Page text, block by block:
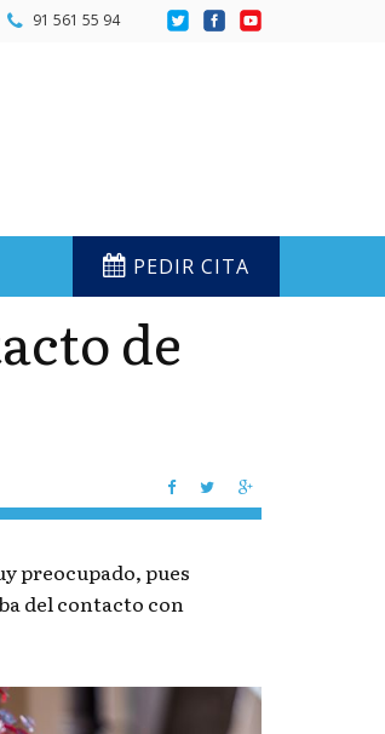
91 561 55 94
PEDIR CITA
de
preocupado, pues
del contacto con